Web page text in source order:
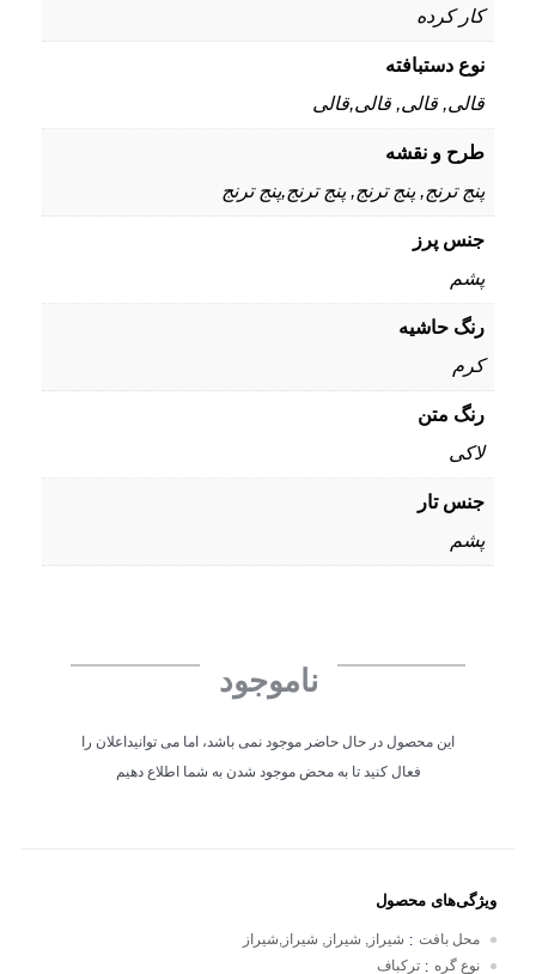
کار کرده
نوع دستبافته
قالی, قالی, قالی,قالی
طرح و نقشه
پنج ترنج, پنج ترنج, پنج ترنج,پنج ترنج
جنس پرز
پشم
رنگ حاشیه
کرم
رنگ متن
لاکی
جنس تار
پشم
ناموجود
این محصول در حال حاضر موجود نمی باشد، اما می توانیداعلان را
فعال کنید تا به محض موجود شدن به شما اطلاع دهیم
ویژگی‌های محصول
محل بافت : شیراز, شیراز, شیراز,شیراز
نوع گره : ترکباف